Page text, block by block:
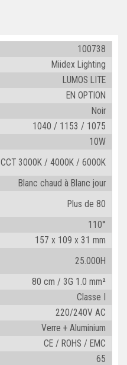
100738
Miidex Lighting
LUMOS LITE
EN OPTION
Noir
1040 / 1153 / 1075
10W
CCT 3000K / 4000K / 6000K
Blanc chaud à Blanc jour
Plus de 80
110°
157 x 109 x 31 mm
25.000H
80 cm / 3G 1.0 mm²
Classe I
220/240V AC
Verre + Aluminium
CE / ROHS / EMC
65